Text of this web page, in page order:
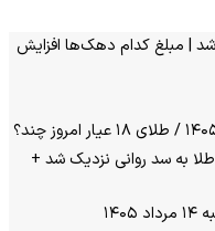
مرداد ۱۴۰۵ اعلام شد | مبلغ کدام دهک‌ها افزایش
طلا امروز ۱۵ مردادماه ۱۴۰۵/ طلا به سد روانی نزدیک شد +